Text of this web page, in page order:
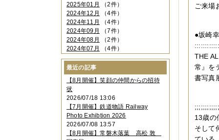
ご来場
●坂崎
THE
常』を
書写真
13歳の
そして
2025年01月
（2件）
2024年12月
（4件）
2024年11月
（4件）
2024年09月
（7件）
2024年08月
（2件）
2024年07月
（4件）
2024年06月（4件）
2024年04月
2024年03月（3件）
2024年02月（2件）
2023年12月
2023年11月 （4件）
2023年10月（3件）
2023年09月（4件）
2023年08月 （1件）
2023年06月（3件）
最近の記事
【8月開催】笑顔の仲間からの招待
状
2026/07/18 13:06
【7月開催】鉄道物語 Railway
Photo Exhibtion 2026
2026/07/08 13:57
【8月開催】常磐木落葉 高松 敦